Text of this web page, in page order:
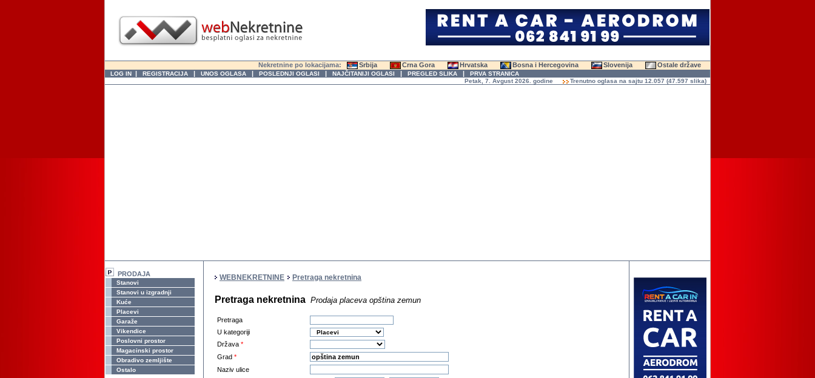
Nekretnine po lokacijama: Srbija Crna Gora Hrvatska Bosna i Hercegovina Slovenija Ostale države
LOG IN | REGISTRACIJA | UNOS OGLASA | POSLEDNJI OGLASI | NAJČITANIJI OGLASI | PREGLED SLIKA | PRVA STRANICA
Petak, 7. Avgust 2026. godine
Trenutno oglasa na sajtu 12.057 (47.597 slika)
PRODAJA
Stanovi
Stanovi u izgradnji
Kuće
Placevi
Garaže
Vikendice
Poslovni prostor
Magacinski prostor
Obradivo zemljište
Ostalo
WEBNEKRETNINE Pretraga nekretnina
Pretraga nekretnina Prodaja placeva opština zemun
Pretraga
U kategoriji
Država *
Grad *
Naziv ulice